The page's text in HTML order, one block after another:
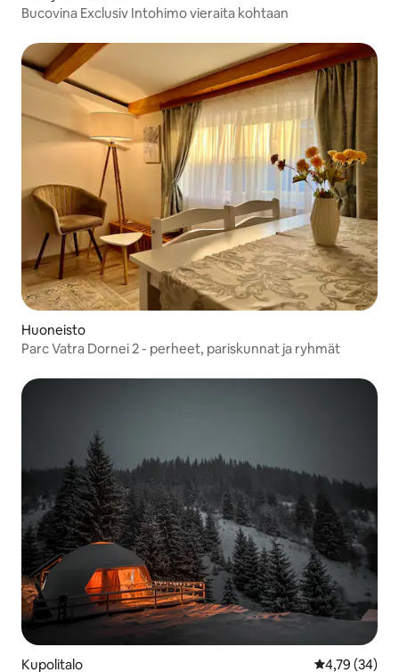
Bucovina Exclusiv Intohimo vieraita kohtaan
Huoneisto
Parc Vatra Dornei 2 - perheet, pariskunnat ja ryhmät
Kupolitalo 4,79 (34)